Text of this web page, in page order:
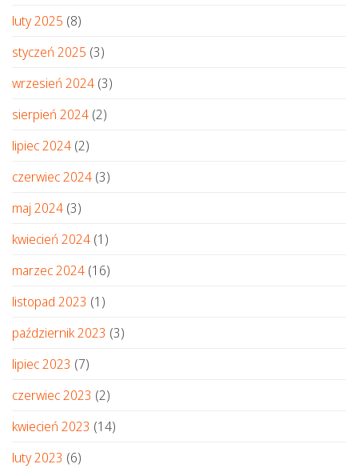
luty 2025 (8)
styczeń 2025 (3)
wrzesień 2024 (3)
sierpień 2024 (2)
lipiec 2024 (2)
czerwiec 2024 (3)
maj 2024 (3)
kwiecień 2024 (1)
marzec 2024 (16)
listopad 2023 (1)
październik 2023 (3)
lipiec 2023 (7)
czerwiec 2023 (2)
kwiecień 2023 (14)
luty 2023 (6)